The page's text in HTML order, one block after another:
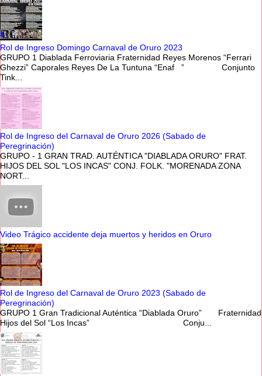
Rol de Ingreso Domingo Carnaval de Oruro 2023
GRUPO 1 Diablada Ferroviaria Fraternidad Reyes Morenos “Ferrari
Ghezzi” Caporales Reyes De La Tuntuna “Enaf ” Conjunto
Tink...
Rol de Ingreso del Carnaval de Oruro 2026 (Sabado de
Peregrinación)
GRUPO - 1 GRAN TRAD. AUTÉNTICA "DIABLADA ORURO" FRAT.
HIJOS DEL SOL "LOS INCAS" CONJ. FOLK. "MORENADA ZONA
NORT...
Video Trágico accidente deja muertos y heridos en Oruro
Rol de Ingreso del Carnaval de Oruro 2023 (Sabado de
Peregrinación)
GRUPO 1 Gran Tradicional Auténtica “Diablada Oruro” Fraternidad
Hijos del Sol “Los Incas” Conju...